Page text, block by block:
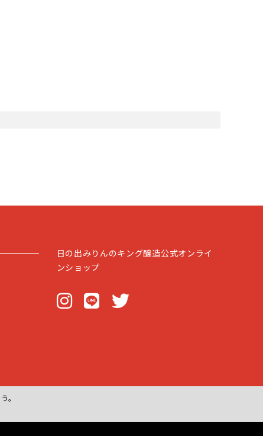
日の出みりんのキング醸造公式オンライ
ンショップ
。